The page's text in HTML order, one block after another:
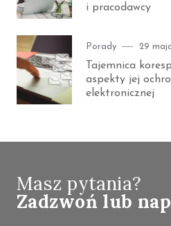
i pracodawcy
Category
Porady
Posted
on
29
Tajemnica
aspekty jej
elektronicznej
Masz pytania?
Zadzwoń lub